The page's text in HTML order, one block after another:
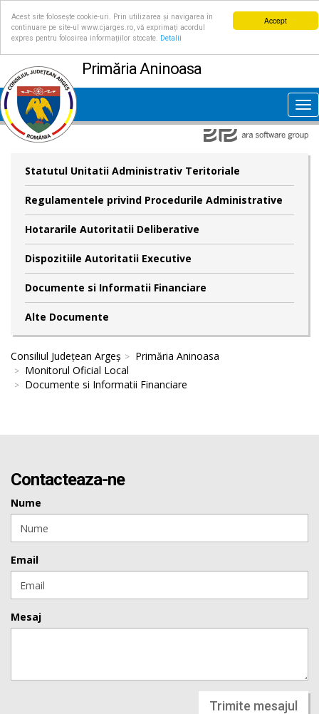
Accept
Acest site folosește cookie-uri. Prin utilizarea și navigarea în
continuare pe site-ul www.cjarges.ro, vă exprimați acordul
expres pentru folosirea informațiilor stocate.
Detalii
Primăria Aninoasa
Statutul Unitatii Administrativ Teritoriale
Regulamentele privind Procedurile Administrative
Hotararile Autoritatii Deliberative
Dispozitiile Autoritatii Executive
Documente si Informatii Financiare
Alte Documente
Consiliul Județean Argeș
Primăria Aninoasa
Monitorul Oficial Local
Documente si Informatii Financiare
Contacteaza-ne
Nume
Email
Mesaj
Trimite mesajul